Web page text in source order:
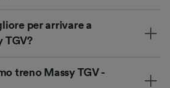
per arrivare a
TGV?
treno Massy TGV -